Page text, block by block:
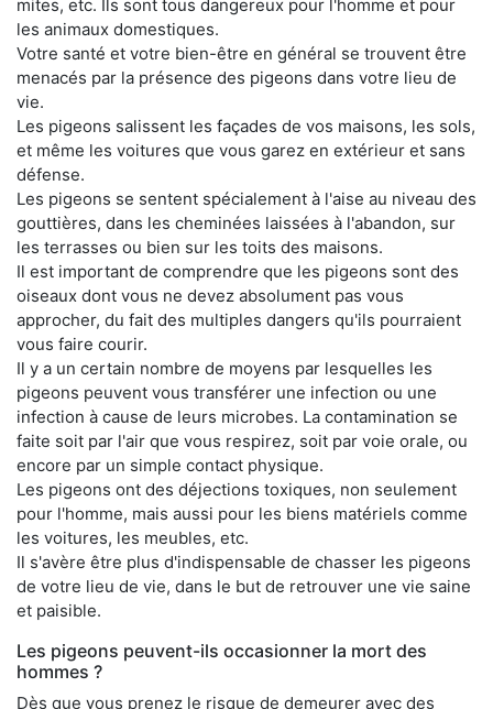
mites, etc. Ils sont tous dangereux pour l'homme et pour
les animaux domestiques.
Votre santé et votre bien-être en général se trouvent être
menacés par la présence des pigeons dans votre lieu de
vie.
Les pigeons salissent les façades de vos maisons, les sols,
et même les voitures que vous garez en extérieur et sans
défense.
Les pigeons se sentent spécialement à l'aise au niveau des
gouttières, dans les cheminées laissées à l'abandon, sur
les terrasses ou bien sur les toits des maisons.
Il est important de comprendre que les pigeons sont des
oiseaux dont vous ne devez absolument pas vous
approcher, du fait des multiples dangers qu'ils pourraient
vous faire courir.
Il y a un certain nombre de moyens par lesquelles les
pigeons peuvent vous transférer une infection ou une
infection à cause de leurs microbes. La contamination se
faite soit par l'air que vous respirez, soit par voie orale, ou
encore par un simple contact physique.
Les pigeons ont des déjections toxiques, non seulement
pour l'homme, mais aussi pour les biens matériels comme
les voitures, les meubles, etc.
Il s'avère être plus d'indispensable de chasser les pigeons
de votre lieu de vie, dans le but de retrouver une vie saine
et paisible.
Les pigeons peuvent-ils occasionner la mort des
hommes ?
Dès que vous prenez le risque de demeurer avec des